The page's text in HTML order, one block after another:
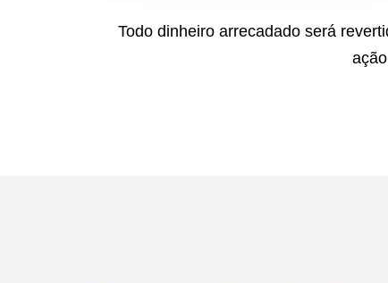
Todo dinheiro arrecadado será